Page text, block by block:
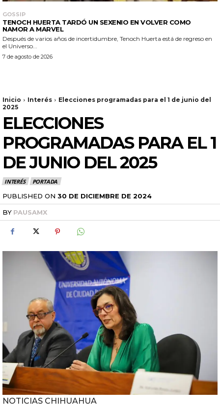
GOSSIP
TENOCH HUERTA TARDÓ UN SEXENIO EN VOLVER COMO
NAMOR A MARVEL
Después de varios años de incertidumbre, Tenoch Huerta está de regreso en
el Universo...
7 de agosto de 2026